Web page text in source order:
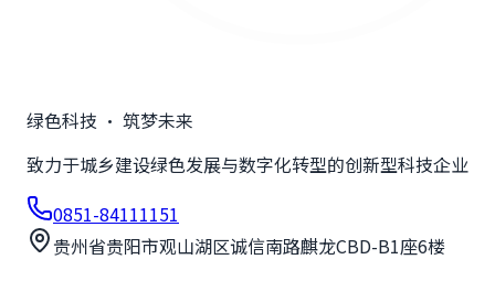
绿色科技 · 筑梦未来
致力于城乡建设绿色发展与数字化转型的创新型科技企业
0851-84111151
贵州省贵阳市观山湖区诚信南路麒龙CBD-B1座6楼